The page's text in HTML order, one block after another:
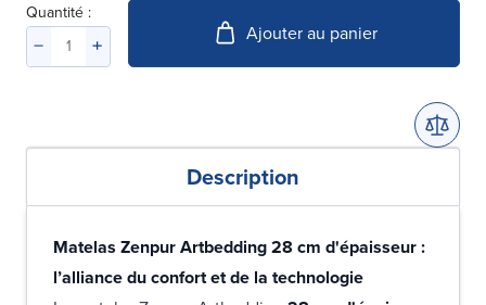
Quantité :
Ajouter au panier
Description
Matelas Zenpur Artbedding 28 cm d'épaisseur :
l’alliance du confort et de la technologie